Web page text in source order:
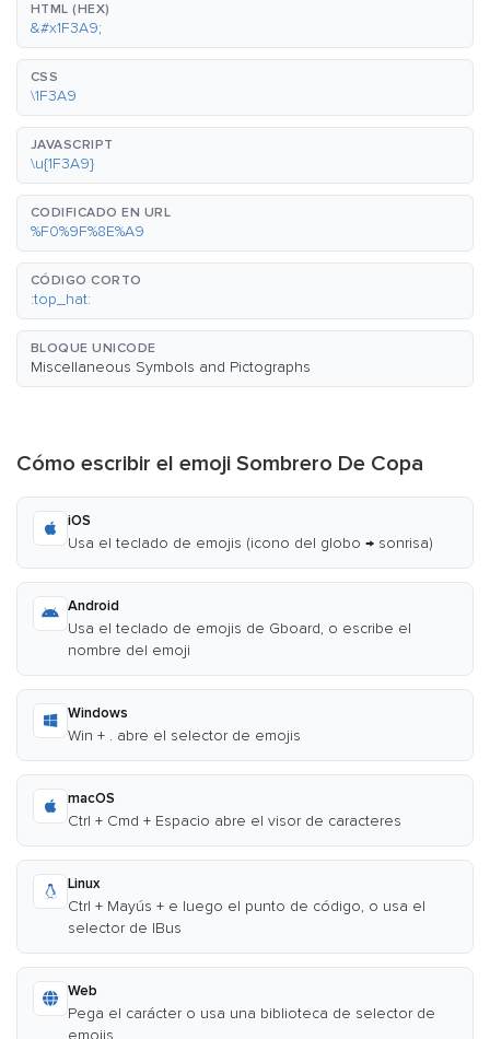
HTML (HEX)
&#x1F3A9;
CSS
\1F3A9
JAVASCRIPT
\u{1F3A9}
CODIFICADO EN URL
%F0%9F%8E%A9
CÓDIGO CORTO
:top_hat:
BLOQUE UNICODE
Miscellaneous Symbols and Pictographs
Cómo escribir el emoji Sombrero De Copa
iOS
Usa el teclado de emojis (icono del globo → sonrisa)
Android
Usa el teclado de emojis de Gboard, o escribe el
nombre del emoji
Windows
Win + . abre el selector de emojis
macOS
Ctrl + Cmd + Espacio abre el visor de caracteres
Linux
Ctrl + Mayús + e luego el punto de código, o usa el
selector de IBus
Web
Pega el carácter o usa una biblioteca de selector de
emojis